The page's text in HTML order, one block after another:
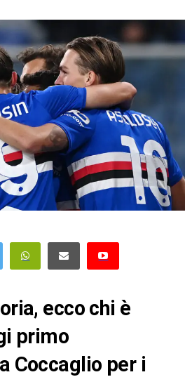
ecco chi è
primo
Coccaglio per i